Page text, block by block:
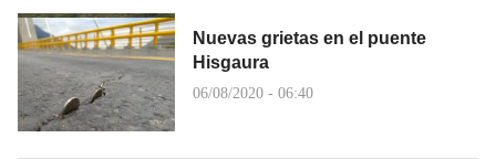
Nuevas grietas en el puente
Hisgaura
06/08/2020 - 06:40